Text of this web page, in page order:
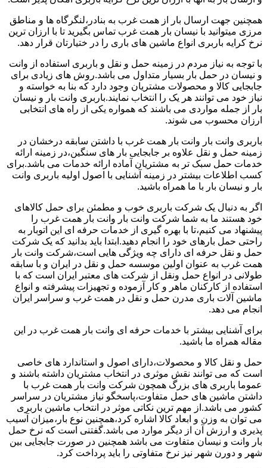
همچنین جهت ارسال بار از همت غرب به بنادر،لنگرگاه ها و مناطق
مرزی میتوانید با نیسان بار همت غرب تماس بگیرید تا با ارزان ترین
نرخ کرایه باربری انواع ماشین های باری را در ختیارتان قرار دهد.
با توجه به نیاز مردم در زمینه حمل و نقل و باربری استفاده از وانت
و نیسان در حمل بار بسیار متداول می باشد.روش های زیادی برای
جابجایی کالا و محصولات مشتریان وجود دارد که بنا به خواسته و
نیاز خود می توانند هر یک را انتخاب نمایند.باربری وانت بار و نیسان
بار از جمله مواردی می باشند که همواره یکی از راه های انتخابی
ارزان محسوب می شوند.
باربری وانت بار وانت بار همت غرب با داشتن سابقه درخشان در
زمینه حمل و نقل علاوه بر جابجایی بار های سنگین،در زمینه ارائه
خدمات حمل سبک تر به مشتریان آماده ارائه خدمات می باشد.برای
کسب اطلاعات بیشتر در زمینه آشنایی با اصول اولیه باربری وانت
بار و نیسان بار با ما همراه باشید.
اگر به دنبال یک شرکت باربری خوب و مطمئن برای حمل کالاهای
خود هستند ما به شما شرکت وانت بار وانت بار همت غرب را
پیشنهاد می کنیم،تا با بهره گیری از خدمات حرفه ای این اتوبار به
راحتی حمل بارهای خود را انجام دهید.ابتدا باید بدانید که یک شرکت
حمل و نقل حرفه ای دارای چه ویژگی هایی است،شرکت وانت بار
همت غرب به عنوان اولین موسسه حمل و نقل در ایران و با سابقه
طولانی در انواع حمل ونقل از شرکت های معتبر ایران است که با
استفاده از کارکنان ماهر و کار آزموده و تجهیزات پیشرفته و انواع
ماشین آلات باری مدرن حمل و نقل در همت غرب و سراسر ایران
انجام می دهد.
برای آشنایی بیشتر با خدمات حرفه ای وانت بار همت غرب در این
مقاله همراه ما باشید.
حمل و نقل کالا و محصولات،دارای اصول و استاندارد های خاصی
است که می توانند نقش موثری در انتخاب مشتریان داشته باشند و
عموما باربری های بزرگ همچون شرکت وانت بار همت غرب با
داشتن ماشین های حمل متفاوت،پاسخگو نیاز مشتریان در سراسر
کشور می باشد.از مهم ترین نکاتی موثر در انتخاب ماشین باربری
می توان به وزن و ابعاد کالا اشاره کرد،همچنین نوع بار،میزان آسیب
پذیری و ارزش آن از دیگر موارد می باشد.گفتنی است که نرخ حمل
بار وانت و نیسان متفاوت می باشد همچنین در صورت جابجایی بین
شهر و دورن شهر نیز نرخ متفاوتی را باید پرداخت کرد.